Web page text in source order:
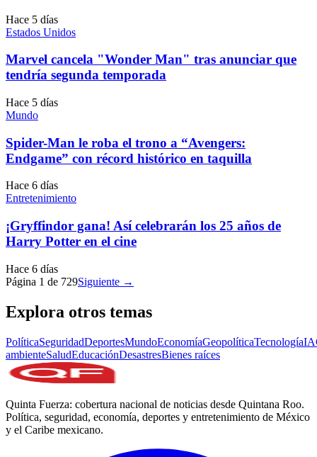
Hace 5 días
Estados Unidos
Marvel cancela "Wonder Man" tras anunciar que
tendría segunda temporada
Hace 5 días
Mundo
Spider-Man le roba el trono a “Avengers:
Endgame” con récord histórico en taquilla
Hace 6 días
Entretenimiento
¡Gryffindor gana! Así celebrarán los 25 años de
Harry Potter en el cine
Hace 6 días
Página 1 de 729Siguiente →
Explora otros temas
PolíticaSeguridadDeportesMundoEconomíaGeopolíticaTecnologíaIA
ambienteSaludEducaciónDesastresBienes raíces
Quinta Fuerza: cobertura nacional de noticias desde Quintana Roo.
Política, seguridad, economía, deportes y entretenimiento de México
y el Caribe mexicano.